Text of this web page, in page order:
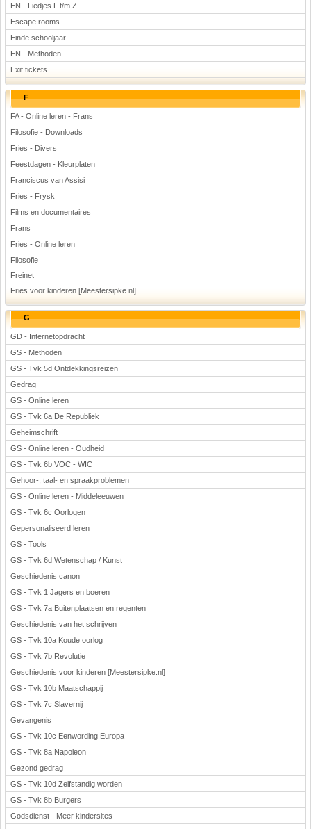
EN - Liedjes L t/m Z
Escape rooms
Einde schooljaar
EN - Methoden
Exit tickets
F
FA - Online leren - Frans
Filosofie - Downloads
Fries - Divers
Feestdagen - Kleurplaten
Franciscus van Assisi
Fries - Frysk
Films en documentaires
Frans
Fries - Online leren
Filosofie
Freinet
Fries voor kinderen [Meestersipke.nl]
G
GD - Internetopdracht
GS - Methoden
GS - Tvk 5d Ontdekkingsreizen
Gedrag
GS - Online leren
GS - Tvk 6a De Republiek
Geheimschrift
GS - Online leren - Oudheid
GS - Tvk 6b VOC - WIC
Gehoor-, taal- en spraakproblemen
GS - Online leren - Middeleeuwen
GS - Tvk 6c Oorlogen
Gepersonaliseerd leren
GS - Tools
GS - Tvk 6d Wetenschap / Kunst
Geschiedenis canon
GS - Tvk 1 Jagers en boeren
GS - Tvk 7a Buitenplaatsen en regenten
Geschiedenis van het schrijven
GS - Tvk 10a Koude oorlog
GS - Tvk 7b Revolutie
Geschiedenis voor kinderen [Meestersipke.nl]
GS - Tvk 10b Maatschappij
GS - Tvk 7c Slavernij
Gevangenis
GS - Tvk 10c Eenwording Europa
GS - Tvk 8a Napoleon
Gezond gedrag
GS - Tvk 10d Zelfstandig worden
GS - Tvk 8b Burgers
Godsdienst - Meer kindersites